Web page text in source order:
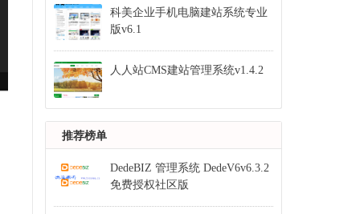
科美企业手机电脑建站系统专业
版v6.1
人人站CMS建站管理系统v1.4.2
推荐榜单
DedeBIZ 管理系统 DedeV6v6.3.2
免费授权社区版